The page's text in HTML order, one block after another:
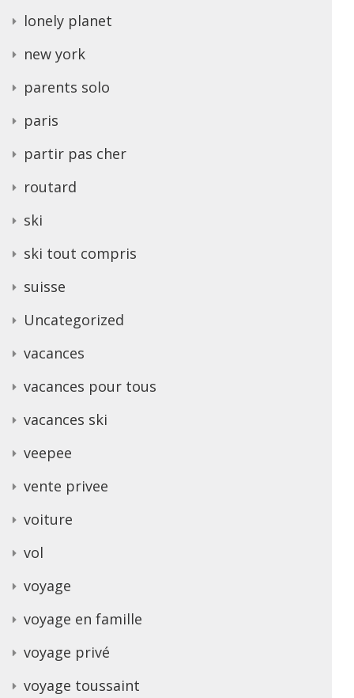
lonely planet
new york
parents solo
paris
partir pas cher
routard
ski
ski tout compris
suisse
Uncategorized
vacances
vacances pour tous
vacances ski
veepee
vente privee
voiture
vol
voyage
voyage en famille
voyage privé
voyage toussaint